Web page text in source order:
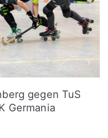
gegen TuS
Germania